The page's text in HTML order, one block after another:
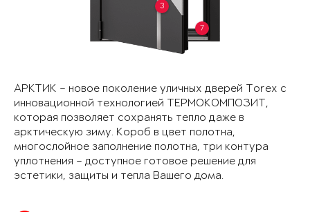
3
7
АРКТИК – новое поколение уличных дверей Torex с
инновационной технологией ТЕРМОКОМПОЗИТ,
которая позволяет сохранять тепло даже в
арктическую зиму. Короб в цвет полотна,
многослойное заполнение полотна, три контура
уплотнения – доступное готовое решение для
эстетики, защиты и тепла Вашего дома.